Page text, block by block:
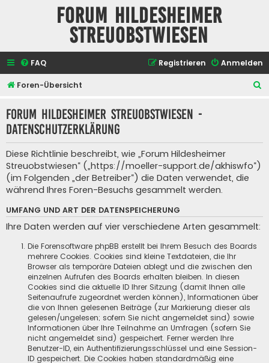
Forum Hildesheimer
Streuobstwiesen
FAQ Anmelden
Registrieren
Foren-Übersicht
Forum Hildesheimer Streuobstwiesen -
Datenschutzerklärung
Diese Richtlinie beschreibt, wie „Forum Hildesheimer
Streuobstwiesen“ („https://moeller-support.de/akhiswfo“)
(im Folgenden „der Betreiber“) die Daten verwendet, die
während Ihres Foren-Besuchs gesammelt werden.
UMFANG UND ART DER DATENSPEICHERUNG
Ihre Daten werden auf vier verschiedene Arten gesammelt:
Die Forensoftware phpBB erstellt bei Ihrem Besuch des Boards
mehrere Cookies. Cookies sind kleine Textdateien, die Ihr
Browser als temporäre Dateien ablegt und die zwischen den
einzelnen Aufrufen des Boards erhalten bleiben. In diesen
Cookies sind die aktuelle ID Ihrer Sitzung (damit Ihnen alle
Seitenaufrufe zugeordnet werden können), Informationen über
die von Ihnen gelesenen Beiträge (zur Markierung dieser als
gelesen/ungelesen; sofern Sie nicht angemeldet sind) sowie
Informationen über Ihre Teilnahme an Umfragen (sofern Sie
nicht angemeldet sind) gespeichert. Ferner werden Ihre
Benutzer-ID, ein Authentifizierungsschlüssel und eine Session-
ID gespeichert. Die Cookies haben standardmäßig eine